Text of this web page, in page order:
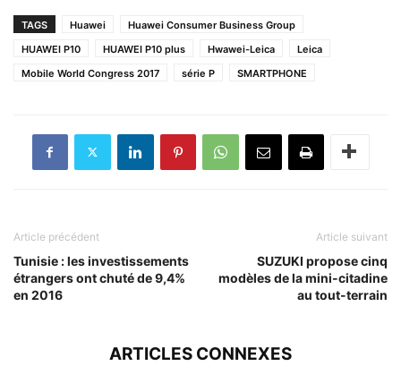
TAGS Huawei
Huawei Consumer Business Group
HUAWEI P10
HUAWEI P10 plus Hwawei-Leica
Leica
Mobile World Congress 2017
série P SMARTPHONE
Article précédent
Tunisie : les investissements
étrangers ont chuté de 9,4%
en 2016
Article suivant
SUZUKI propose cinq
modèles de la mini-citadine
au tout-terrain
ARTICLES CONNEXES